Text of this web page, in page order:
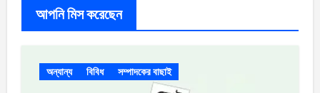
আপনি মিস করেছেন
অন্যান্য বিবিধ সম্পাদকের বাছাই